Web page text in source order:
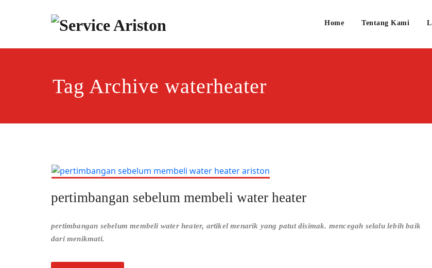
Home Tentang Kami
Tag Archive waterheater
pertimbangan sebelum membeli water heater
pertimbangan sebelum membeli water heater, artikel menarik yang patut disimak. mencegah selalu lebih baik
dari menikmati.